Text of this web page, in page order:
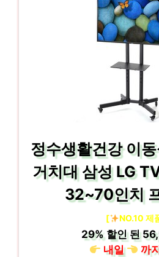
정수생활건강 이
거치대 삼성 LG
32~70인치
[ NO.10 제
29%할인 된
내일
까